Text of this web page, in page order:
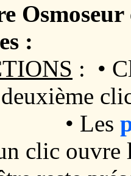
Osmoseur
:
: •
clic ouvre